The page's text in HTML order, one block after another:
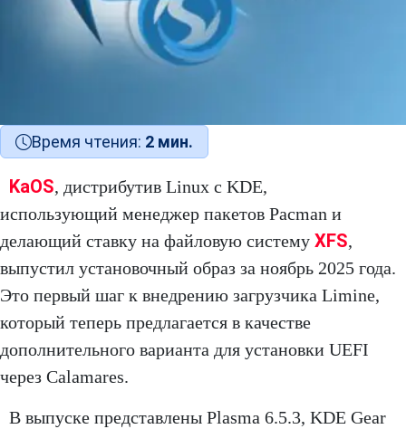
Время чтения: 2 мин.
KaOS, дистрибутив Linux с KDE,
использующий менеджер пакетов Pacman и
делающий ставку на файловую систему XFS,
выпустил установочный образ за ноябрь 2025 года.
Это первый шаг к внедрению загрузчика Limine,
который теперь предлагается в качестве
дополнительного варианта для установки UEFI
через Calamares.
В выпуске представлены Plasma 6.5.3, KDE Gear